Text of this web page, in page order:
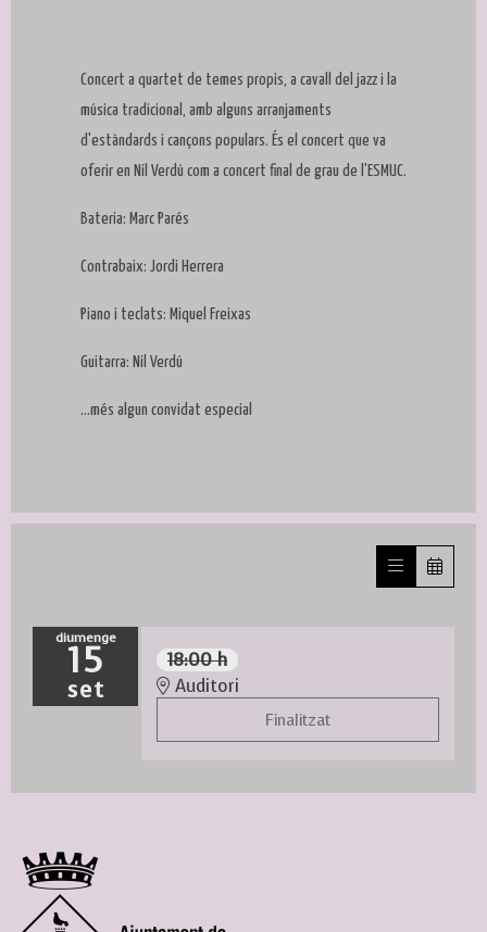
Concert a quartet de temes propis, a cavall del jazz i la
música tradicional, amb alguns arranjaments
d'estàndards i cançons populars. És el concert que va
oferir en Nil Verdú com a concert final de grau de l'ESMUC.
Bateria: Marc Parés
Contrabaix: Jordi Herrera
Piano i teclats: Miquel Freixas
Guitarra: Nil Verdú
...més algun convidat especial
diumenge
15
set
18:00 h
Auditori
Finalitzat